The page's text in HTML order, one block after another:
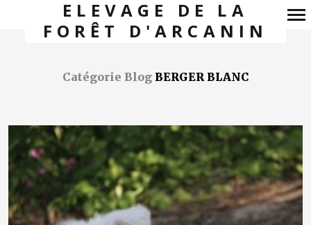
Navigation
ELEVAGE DE LA
FORÊT D'ARCANIN
Catégorie Blog BERGER BLANC